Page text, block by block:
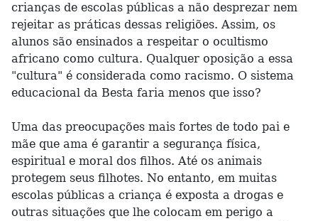
crianças de escolas públicas a não desprezar nem
rejeitar as práticas dessas religiões. Assim, os
alunos são ensinados a respeitar o ocultismo
africano como cultura. Qualquer oposição a essa
"cultura" é considerada como racismo. O sistema
educacional da Besta faria menos que isso?
Uma das preocupações mais fortes de todo pai e
mãe que ama é garantir a segurança física,
espiritual e moral dos filhos. Até os animais
protegem seus filhotes. No entanto, em muitas
escolas públicas a criança é exposta a drogas e
outras situações que lhe colocam em perigo a